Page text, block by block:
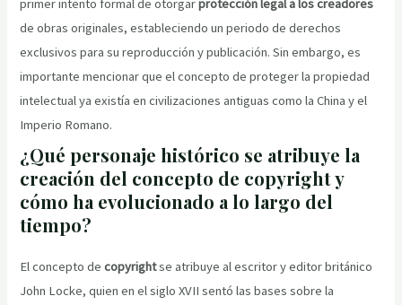
primer intento formal de otorgarprotección legal a los creadores
de obras originales, estableciendo un periodo de derechos
exclusivos para su reproducción y publicación. Sin embargo, es
importante mencionar que el concepto de proteger la propiedad
intelectual ya existía en civilizaciones antiguas como la China y el
Imperio Romano.
¿Qué personaje histórico se atribuye la
creación del concepto de copyright y
cómo ha evolucionado a lo largo del
tiempo?
El concepto decopyrightse atribuye al escritor y editor británico
John Locke, quien en el siglo XVII sentó las bases sobre la